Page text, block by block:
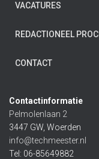
VACATURES
REDACTIONEEL
CONTACT
Contactinformatie
Pelmolenlaan 2
3447 GW, Woerden
info@techmeester.nl
Tel: 06-85649882